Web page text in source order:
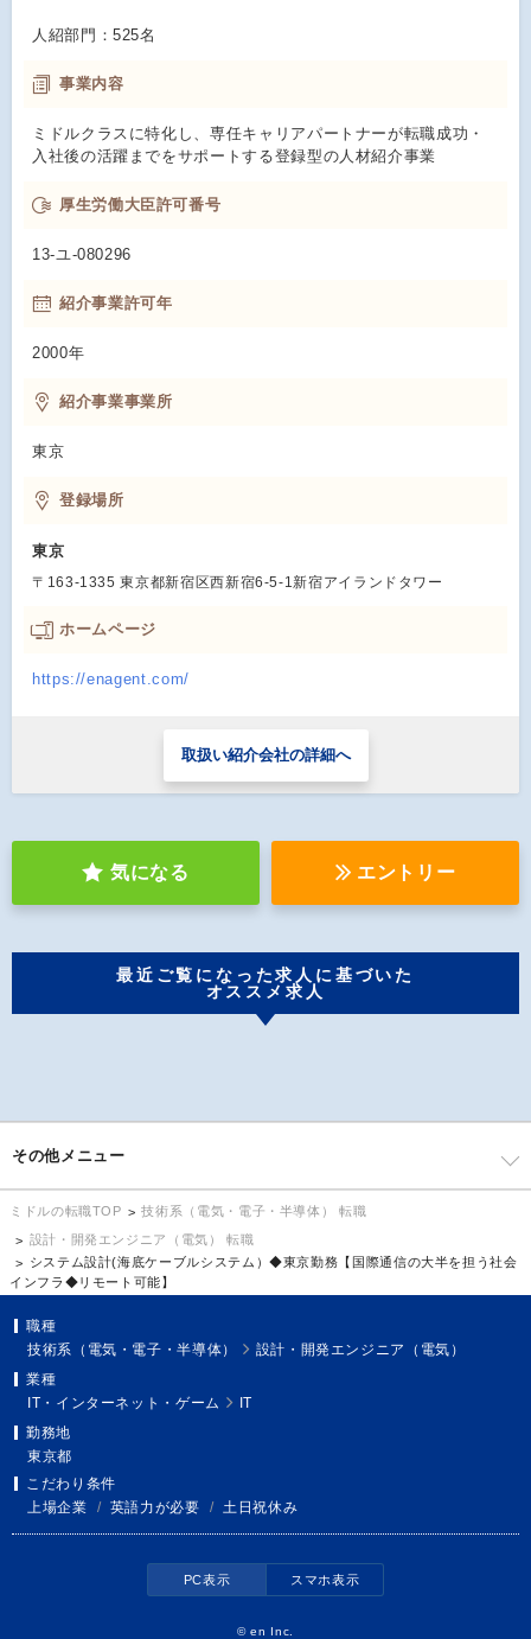
人紹部門：525名
事業内容
ミドルクラスに特化し、専任キャリアパートナーが転職成功・
入社後の活躍までをサポートする登録型の人材紹介事業
厚生労働大臣許可番号
13-ユ-080296
紹介事業許可年
2000年
紹介事業事業所
東京
登録場所
東京
〒163-1335 東京都新宿区西新宿6-5-1新宿アイランドタワー
ホームページ
https://enagent.com/
取扱い紹介会社の詳細へ
気になる エントリー
最近ご覧になった求人に基づいた
オススメ求人
その他メニュー
ミドルの転職TOP
技術系（電気・電子・半導体） 転職
設計・開発エンジニア（電気） 転職
システム設計(海底ケーブルシステム）◆東京勤務【国際通信の大半を担う社会
インフラ◆リモート可能】
職種
技術系（電気・電子・半導体）
設計・開発エンジニア（電気）
業種
IT・インターネット・ゲーム
IT
勤務地
東京都
こだわり条件
上場企業
/ 英語力が必要 / 土日祝休み
PC表示 スマホ表示
©en Inc.